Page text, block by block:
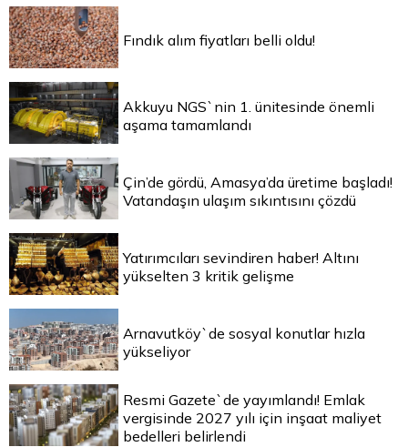
Fındık alım fiyatları belli oldu!
Akkuyu NGS`nin 1. ünitesinde önemli
aşama tamamlandı
Çin’de gördü, Amasya’da üretime başladı!
Vatandaşın ulaşım sıkıntısını çözdü
Yatırımcıları sevindiren haber! Altını
yükselten 3 kritik gelişme
Arnavutköy`de sosyal konutlar hızla
yükseliyor
Resmi Gazete`de yayımlandı! Emlak
vergisinde 2027 yılı için inşaat maliyet
bedelleri belirlendi